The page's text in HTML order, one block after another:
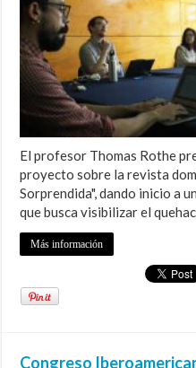
El profesor Thomas Rothe
proyecto sobre la revista
Sorprendida", dando inicio a
que busca visibilizar el
Más información
Congreso